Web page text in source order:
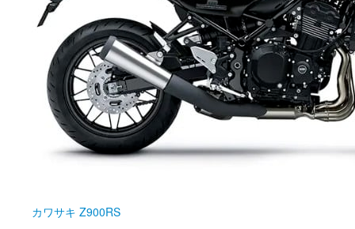
カワサキ Z900RS